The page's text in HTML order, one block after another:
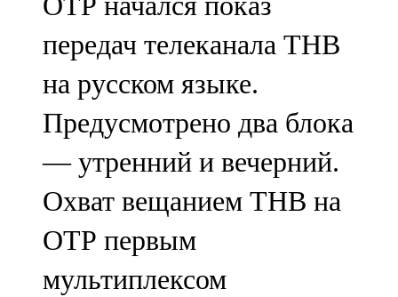
передач телеканала ТНВ
на русском языке.
Предусмотрено два блока
— утренний и вечерний.
Охват вещанием ТНВ на
ОТР первым
мультиплексом